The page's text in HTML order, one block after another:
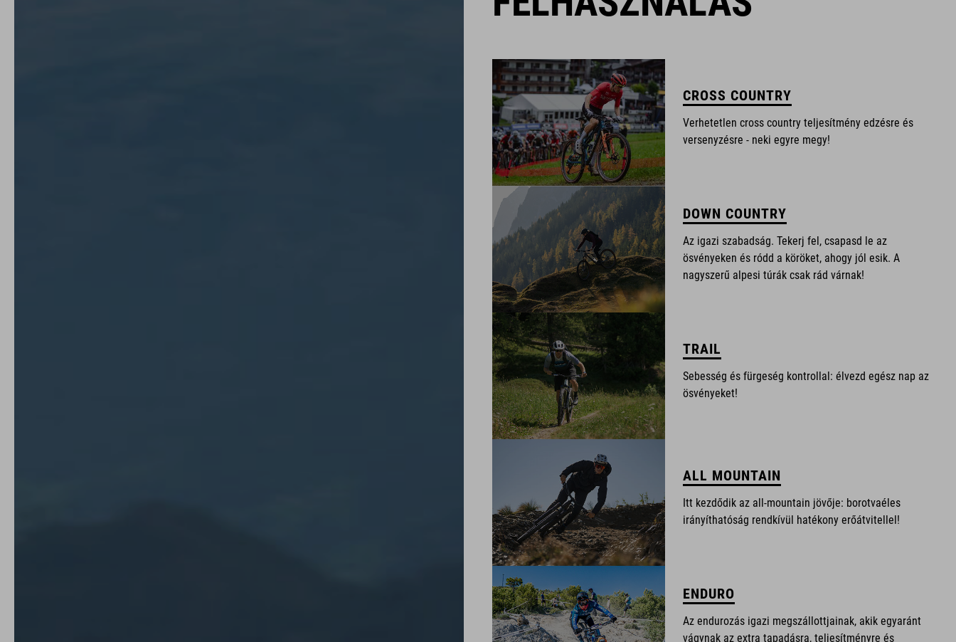
CROSS COUNTRY
Verhetetlen cross country teljesítmény edzésre és
versenyzésre - neki egyre megy!
DOWN COUNTRY
Az igazi szabadság. Tekerj fel, csapasd le az
ösvényeken és ródd a köröket, ahogy jól esik. A
nagyszerű alpesi túrák csak rád várnak!
TRAIL
Sebesség és fürgeség kontrollal: élvezd egész nap az
ösvényeket!
ALL MOUNTAIN
Itt kezdődik az all-mountain jövője: borotvaéles
irányíthatóság rendkívül hatékony erőátvitellel!
ENDURO
Az endurozás igazi megszállottjainak, akik egyaránt
vágynak az extra tapadásra, teljesítményre és